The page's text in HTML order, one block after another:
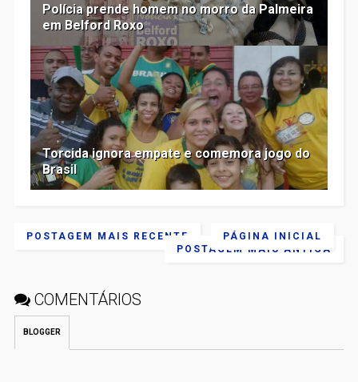
Polícia prende homem no morro da Palmeira
em Belford Roxo
Torcida ignora empate e comemora jogo do
Brasil
POSTAGEM MAIS RECENTE
POSTAGEM MAIS ANTIGA
PÁGINA INICIAL
COMENTÁRIOS
BLOGGER